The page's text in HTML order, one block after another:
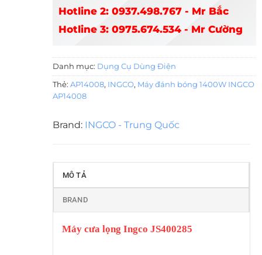
Hotline 2: 0937.498.767 - Mr Bắc
Hotline 3: 0975.674.534 - Mr Cường
Danh mục: Dụng Cụ Dùng Điện
Thẻ: AP14008, INGCO, Máy đánh bóng 1400W INGCO
AP14008
Brand: INGCO - Trung Quốc
MÔ TẢ
BRAND
Máy cưa lọng Ingco JS400285